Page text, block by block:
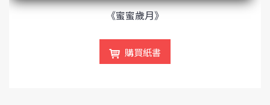
《蜜蜜歲月》
購買紙書